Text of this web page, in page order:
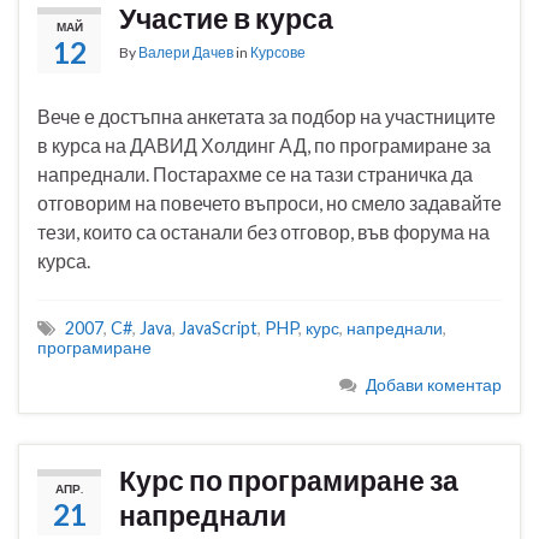
МАЙ
12
Участие в курса
By Валери Дачевin Курсове
Вече е достъпна анкетата за подбор на участниците
в курса на ДАВИД Холдинг АД, по програмиране за
напреднали. Постарахме се на тази страничка да
отговорим на повечето въпроси, но смело задавайте
тези, които са останали без отговор, във форума на
курса.
2007, C#, Java, JavaScript, PHP, курс, напреднали,
програмиране
Добави коментар
АПР.
21
Курс по програмиране за
напреднали